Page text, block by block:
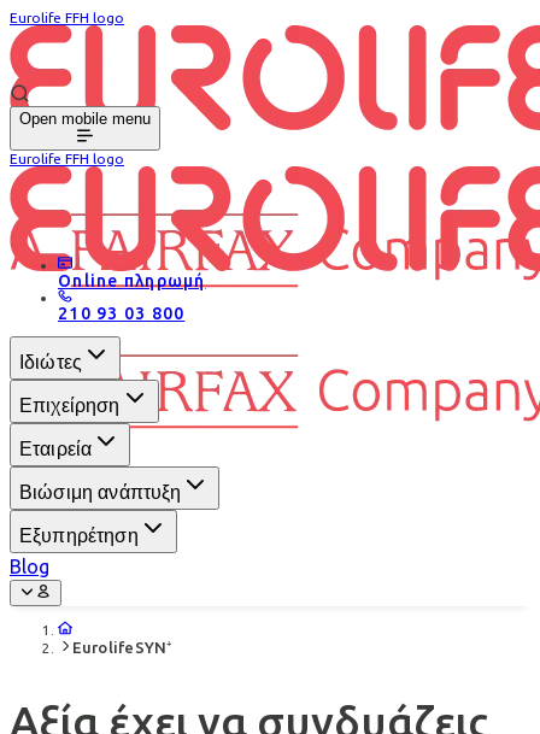
Eurolife FFH logo
Open mobile menu
Eurolife FFH logo
Online πληρωμή
210 93 03 800
Ιδιώτες
Επιχείρηση
Εταιρεία
Βιώσιμη ανάπτυξη
Εξυπηρέτηση
Blog
EurolifeSYN⁺
Αξία έχει να συνδυάζεις